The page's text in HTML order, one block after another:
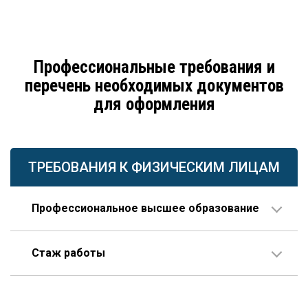
Профессиональные требования и
перечень необходимых документов
для оформления
ТРЕБОВАНИЯ К ФИЗИЧЕСКИМ ЛИЦАМ
Профессиональное высшее образование
проектирования.
Стаж работы